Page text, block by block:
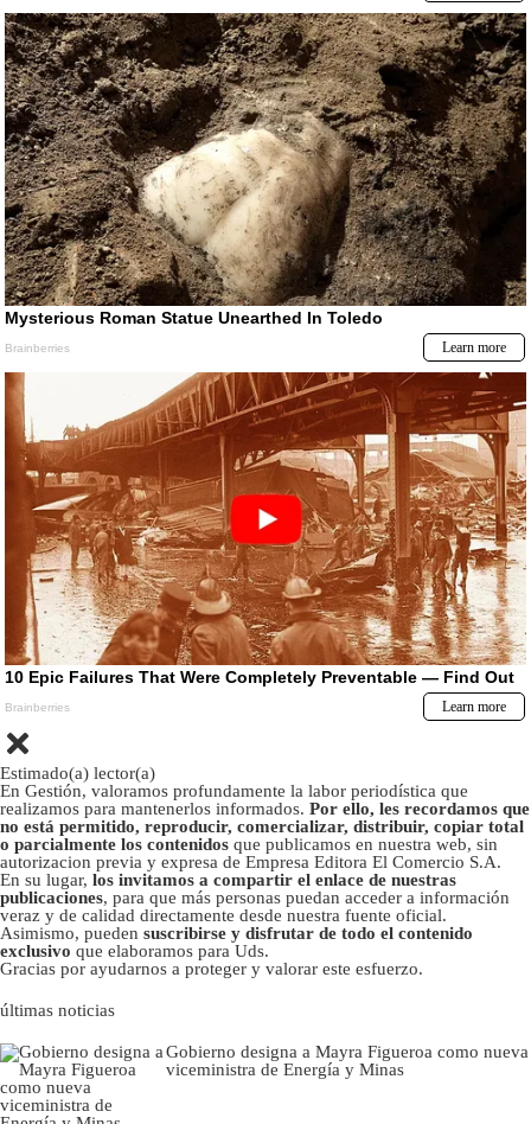
Estimado(a) lector(a)
En Gestión, valoramos profundamente la labor periodística que
realizamos para mantenerlos informados. Por ello, les recordamos que
no está permitido, reproducir, comercializar, distribuir, copiar total
o parcialmente los contenidos que publicamos en nuestra web, sin
autorizacion previa y expresa de Empresa Editora El Comercio S.A.
En su lugar, los invitamos a compartir el enlace de nuestras
publicaciones, para que más personas puedan acceder a información
veraz y de calidad directamente desde nuestra fuente oficial.
Asimismo, pueden suscribirse y disfrutar de todo el contenido
exclusivo que elaboramos para Uds.
Gracias por ayudarnos a proteger y valorar este esfuerzo.
últimas noticias
Gobierno designa a Mayra Figueroa como nueva
viceministra de Energía y Minas